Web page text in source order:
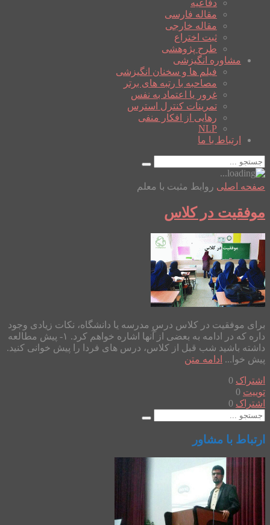
دفاعیه
مقاله فارسی
مقاله خارجی
ثبت اختراع
طرح پژوهشی
مشاوره انگیزشی
فیلم ها و سخنان انگیزشی
مصاحبه با رتبه های برتر
غرور یا اعتماد به نفس
تمرینات کنترل استرس
رهایی از افکار منفی
NLP
ارتباط با ما
صفحه اصلی روابط مثبت با معلم
موفقیت در کلاس
برای موفقیت در کلاس درسِ مدرسه یا دانشگاه، نکات زیادی وجود
داره که در ادامه به بعضی از آنها اشاره خواهم کرد. ۱- پیش مطالعه
داشته باشید شب قبل از کلاس، درس های فردا را پیش خوانی کنید.
پیش خوا... ادامه متن
اشتراک 0
توییت 0
اشتراک 0
ارتباط با مشاور